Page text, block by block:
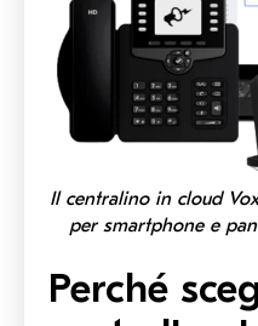
Il centralino in cloud
per smartphone e
Perché